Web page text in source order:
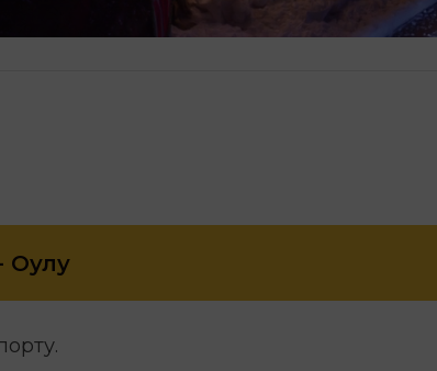
Оулу